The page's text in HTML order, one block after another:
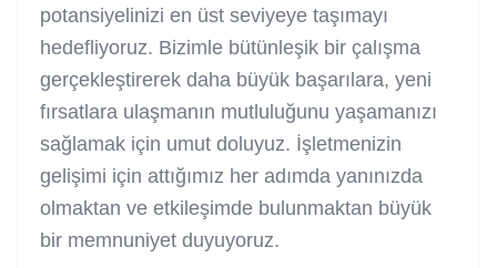
potansiyelinizi en üst seviyeye taşımayı
hedefliyoruz. Bizimle bütünleşik bir çalışma
gerçekleştirerek daha büyük başarılara, yeni
fırsatlara ulaşmanın mutluluğunu yaşamanızı
sağlamak için umut doluyuz. İşletmenizin
gelişimi için attığımız her adımda yanınızda
olmaktan ve etkileşimde bulunmaktan büyük
bir memnuniyet duyuyoruz.